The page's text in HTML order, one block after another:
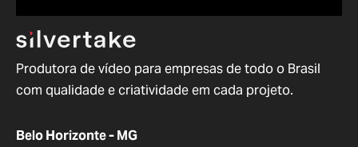
Produtora de vídeo para empresas de todo o Brasil
com qualidade e criatividade em cada projeto.
Belo Horizonte - MG